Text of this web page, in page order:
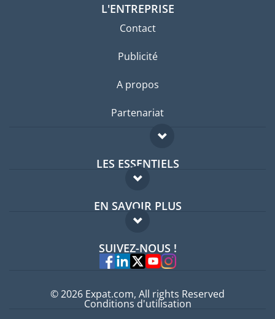
L'ENTREPRISE
Contact
Publicité
A propos
Partenariat
LES ESSENTIELS
Forum expatriés
Guides pays
EN SAVOIR PLUS
FAQ
Experts
SUIVEZ-NOUS !
© 2026 Expat.com, All rights Reserved
Conditions d'utilisation